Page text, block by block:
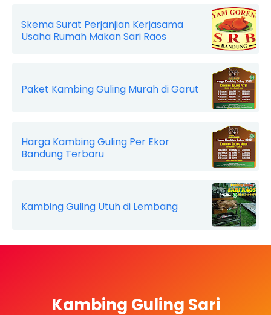
Skema Surat Perjanjian Kerjasama
Usaha Rumah Makan Sari Raos
Paket Kambing Guling Murah di Garut
Harga Kambing Guling Per Ekor
Bandung Terbaru
Kambing Guling Utuh di Lembang
Kambing Guling Sari